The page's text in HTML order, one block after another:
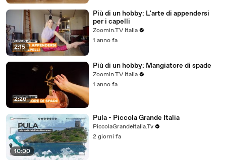
2:15
Più di un hobby: L'arte di appendersi
per i capelli
Zoomin.TV Italia
1 anno fa
2:26
Più di un hobby: Mangiatore di spade
Zoomin.TV Italia
1 anno fa
10:00
Pula - Piccola Grande Italia
PiccolaGrandeItalia.Tv
2 giorni fa